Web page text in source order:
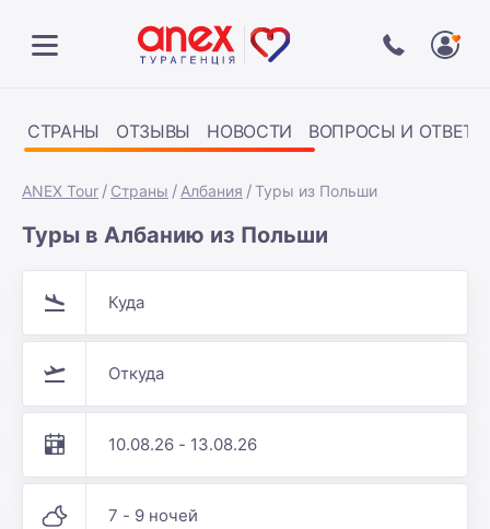
СТРАНЫ ОТЗЫВЫ НОВОСТИ ВОПРОСЫ И ОТВЕТЫ
ANEX Tour Страны Албания Туры из Польши
Туры в Албанию из Польши
Куда
Откуда
10.08.26 - 13.08.26
7 - 9 ночей